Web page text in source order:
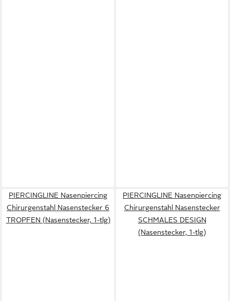
PIERCINGLINE Nasenpiercing
Chirurgenstahl Nasenstecker 6
TROPFEN (Nasenstecker, 1-tlg)
PIERCINGLINE Nasenpiercing
Chirurgenstahl Nasenstecker
SCHMALES DESIGN
(Nasenstecker, 1-tlg)